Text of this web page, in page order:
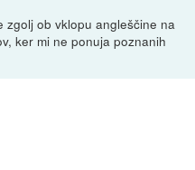
zgolj ob vklopu angleščine na
ker mi ne ponuja poznanih